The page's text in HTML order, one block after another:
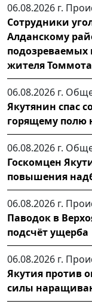
06.08.2026 г.
Сотрудники
Алданскому
подозреваемых
жителя Томмота
06.08.2026 г.
Якутянин спас
горящему полю
06.08.2026 г.
Госкомцен
повышения
06.08.2026 г.
Паводок в
подсчёт ущерба
06.08.2026 г.
Якутия против
силы